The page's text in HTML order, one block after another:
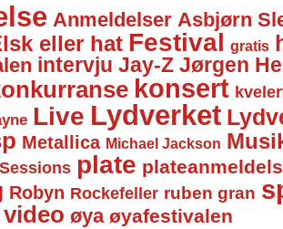
Anmeldelser Asbjørn
eller hat Festival gratis
intervju Jay-Z Jørgen
konsert
Live Lydverket
Metallica Michael Jackson
plate
Robyn Rockefeller ruben gran
video øya øyafestivalen